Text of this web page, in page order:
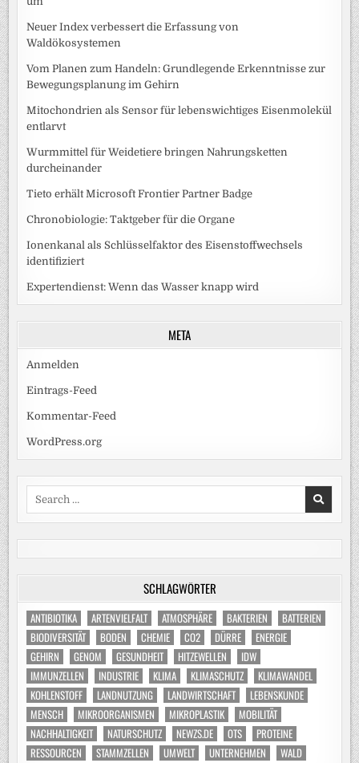
Neuer Index verbessert die Erfassung von
Waldökosystemen
Vom Planen zum Handeln: Grundlegende Erkenntnisse zur
Bewegungsplanung im Gehirn
Mitochondrien als Sensor für lebenswichtiges Eisenmolekül
entlarvt
Wurmmittel für Weidetiere bringen Nahrungsketten
durcheinander
Tieto erhält Microsoft Frontier Partner Badge
Chronobiologie: Taktgeber für die Organe
Ionenkanal als Schlüsselfaktor des Eisenstoffwechsels
identifiziert
Expertendienst: Wenn das Wasser knapp wird
META
Anmelden
Eintrags-Feed
Kommentar-Feed
WordPress.org
Search
SCHLAGWÖRTER
ANTIBIOTIKA ARTENVIELFALT ATMOSPHÄRE BAKTERIEN
BATTERIEN
BIODIVERSITÄT
BODEN CHEMIE CO2 DÜRRE
ENERGIE
GEHIRN
GENOM GESUNDHEIT HITZEWELLEN
IDW
IMMUNZELLEN
INDUSTRIE KLIMA KLIMASCHUTZ
KLIMAWANDEL
KOHLENSTOFF
LANDNUTZUNG LANDWIRTSCHAFT
LEBENSKUNDE
MENSCH
MIKROORGANISMEN MIKROPLASTIK
MOBILITÄT
NACHHALTIGKEIT
NATURSCHUTZ NEWZS.DE OTS
PROTEINE
RESSOURCEN
STAMMZELLEN UMWELT UNTERNEHMEN
WALD